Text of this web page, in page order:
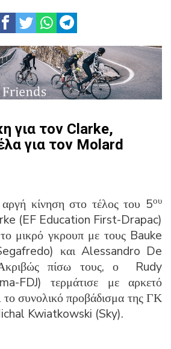
για τον Clarke,
για τον Molard
κίνηση στο τέλος του 5ου
(EF Education First-Drapac)
μικρό γκρουπ με τους Bauke
και Alessandro De
πίσω τους, ο Rudy
FDJ) τερμάτισε με αρκετό
το συνολικό προβάδισμα της ΓΚ
Kwiatkowski (Sky).